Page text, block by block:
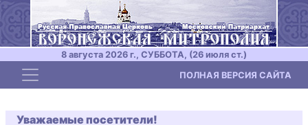
8 августа 2026 г., СУББОТА, (26 июля ст.)
Toggle navigation ПОЛНАЯ ВЕРСИЯ САЙТА
Уважаемые посетители!